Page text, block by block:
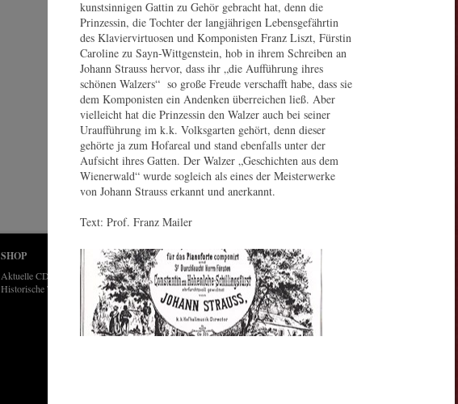
kunstsinnigen Gattin zu Gehör gebracht hat, denn die
Prinzessin, die Tochter der langjährigen Lebensgefährtin
des Klaviervirtuosen und Komponisten Franz Liszt, Fürstin
Caroline zu Sayn-Wittgenstein, hob in ihrem Schreiben an
Johann Strauss hervor, dass ihr „die Aufführung ihres
schönen Walzers“ so große Freude verschafft habe, dass sie
dem Komponisten ein Andenken überreichen ließ. Aber
vielleicht hat die Prinzessin den Walzer auch bei seiner
Uraufführung im k.k. Volksgarten gehört, denn dieser
gehörte ja zum Hofareal und stand ebenfalls unter der
Aufsicht ihres Gatten. Der Walzer „Geschichten aus dem
Wienerwald“ wurde sogleich als eines der Meisterwerke
von Johann Strauss erkannt und anerkannt.
Text: Prof. Franz Mailer
SHOP
Aktuelle CDs & DVDs
Historische Tonträger
LIZENZEN
Lizenzen
KONTAKT
Kontakt & Anschrift
FAQ
Impressum
Datenschutz
Agenturen
Presse-Bilder